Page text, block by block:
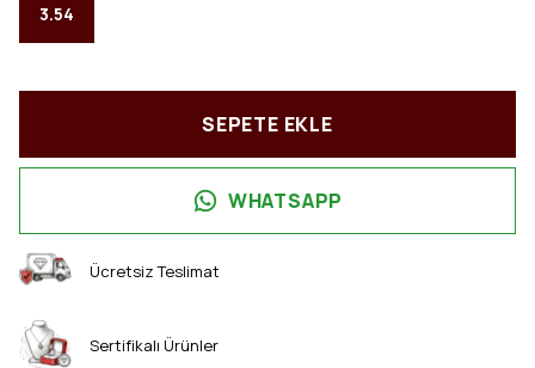
3.54
SEPETE EKLE
WHATSAPP
Ücretsiz Teslimat
Sertifikalı Ürünler